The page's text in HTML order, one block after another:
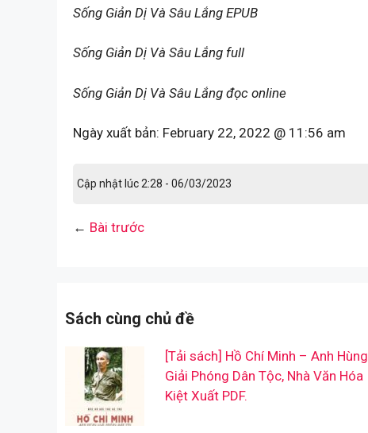
Sống Giản Dị Và Sâu Lắng EPUB
Sống Giản Dị Và Sâu Lắng full
Sống Giản Dị Và Sâu Lắng đọc online
Ngày xuất bản: February 22, 2022 @ 11:56 am
Cập nhật lúc 2:28 - 06/03/2023
← Bài trước
Sách cùng chủ đề
[Tải sách] Hồ Chí Minh – Anh Hùng
Giải Phóng Dân Tộc, Nhà Văn Hóa
Kiệt Xuất PDF.